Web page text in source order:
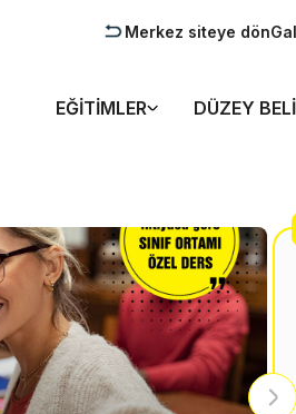
Merkez siteye dön
EĞITIMLER DÜZEY